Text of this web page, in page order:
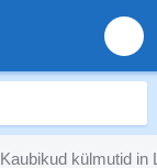
Kaubikud külmutid in